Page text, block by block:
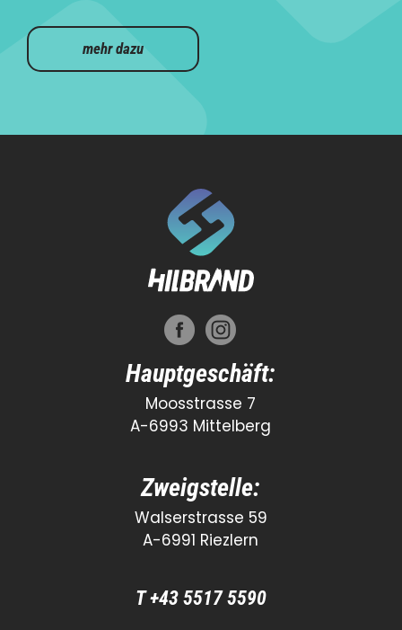
mehr dazu
Hauptgeschäft:
Moosstrasse 7
A-6993 Mittelberg
Zweigstelle:
Walserstrasse 59
A-6991 Riezlern
T +43 5517 5590